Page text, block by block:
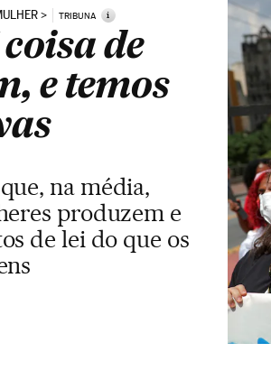
TRIBUNA i
de
e temos
na média,
produzem e
de lei do que os